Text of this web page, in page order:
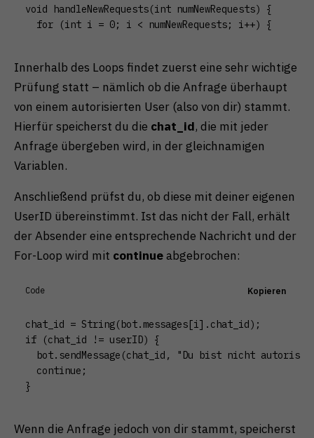
void handleNewRequests(int numNewRequests) {
  for (int i = 0; i < numNewRequests; i++) {
Innerhalb des Loops findet zuerst eine sehr wichtige
Prüfung statt – nämlich ob die Anfrage überhaupt
von einem autorisierten User (also von dir) stammt.
Hierfür speicherst du die chat_id, die mit jeder
Anfrage übergeben wird, in der gleichnamigen
Variablen.
Anschließend prüfst du, ob diese mit deiner eigenen
UserID übereinstimmt. Ist das nicht der Fall, erhält
der Absender eine entsprechende Nachricht und der
For-Loop wird mit continueabgebrochen:
Code Kopieren
chat_id = String(bot.messages[i].chat_id);
if (chat_id != userID) {
bot.sendMessage(chat_id, "Du bist nicht
  continue;
}
Wenn die Anfrage jedoch von dir stammt, speicherst